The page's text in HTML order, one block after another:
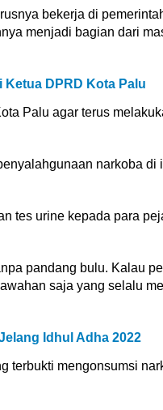
bekerja di
menjadi bagian dari
DPRD Kota Palu
Palu agar terus
narkoba di
tes urine kepada para
pandang bulu. Kalau
saja yang selalu
Idhul Adha 2022
terbukti mengonsumsi